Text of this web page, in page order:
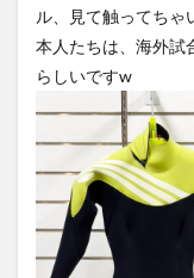
ル、見て触ってちゃ
本人たちは、海外試
らしいですw